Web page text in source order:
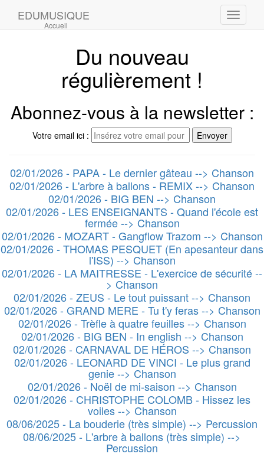
Toggle
EDUMUSIQUE
Accueil
Du nouveau
régulièrement !
Abonnez-vous à la newsletter :
Votre email ici :
02/01/2026 - PAPA - Le dernier gâteau --> Chanson
02/01/2026 - L'arbre à ballons - REMIX --> Chanson
02/01/2026 - BIG BEN --> Chanson
02/01/2026 - LES ENSEIGNANTS - Quand l'école est
fermée --> Chanson
02/01/2026 - MOZART - Gangflow Trazom --> Chanson
02/01/2026 - THOMAS PESQUET (En apesanteur dans
l'ISS) --> Chanson
02/01/2026 - LA MAITRESSE - L'exercice de sécurité --
> Chanson
02/01/2026 - ZEUS - Le tout puissant --> Chanson
02/01/2026 - GRAND MERE - Tu t'y feras --> Chanson
02/01/2026 - Trèfle à quatre feuilles --> Chanson
02/01/2026 - BIG BEN - In english --> Chanson
02/01/2026 - CARNAVAL DE HÉROS --> Chanson
02/01/2026 - LEONARD DE VINCI - Le plus grand
genie --> Chanson
02/01/2026 - Noël de mi-saison --> Chanson
02/01/2026 - CHRISTOPHE COLOMB - Hissez les
voiles --> Chanson
08/06/2025 - La bouderie (très simple) --> Percussion
08/06/2025 - L'arbre à ballons (très simple) -->
Percussion